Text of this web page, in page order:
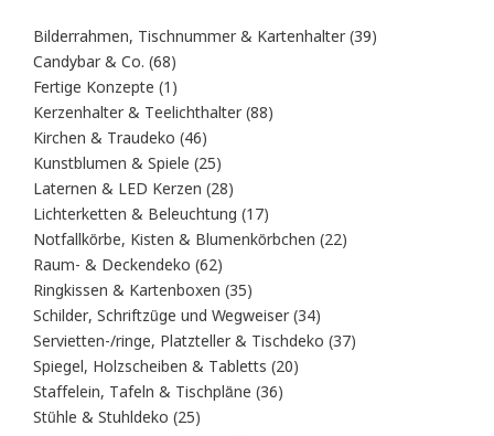
Bilderrahmen, Tischnummer & Kartenhalter 3939
Candybar & Co. 6868
Produkte
Fertige Konzepte 1 1
Produkt
Kerzenhalter & Teelichthalter 8888
Kirchen & Traudeko 4646
Produkte
Kunstblumen & Spiele 2525
Produkte
Laternen & LED Kerzen 2828
Produkte
Lichterketten & Beleuchtung 1717
Produkte
Notfallkörbe, Kisten & Blumenkörbchen 2222
Raum- & Deckendeko 6262
Produkte
Ringkissen & Kartenboxen 3535
Produkte
Schilder, Schriftzüge und Wegweiser 3434
Produkte
Servietten-/ringe, Platzteller & Tischdeko 3737
Spiegel, Holzscheiben & Tabletts 2020
Staffelein, Tafeln & Tischpläne 3636
Stühle & Stuhldeko 2525